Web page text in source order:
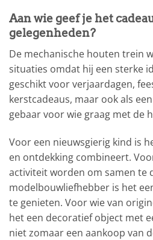
Aan wie geef je het
gelegenheden?
De mechanische houten trein
situaties omdat hij een sterke
geschikt voor verjaardagen,
kerstcadeaus, maar ook als
gebaar voor wie graag met de
Voor een nieuwsgierig kind is
en ontdekking combineert.
activiteit worden om samen te
modelbouwliefhebber is het
te genieten. Voor wie van
het een decoratief object met
niet zomaar een aankoop van